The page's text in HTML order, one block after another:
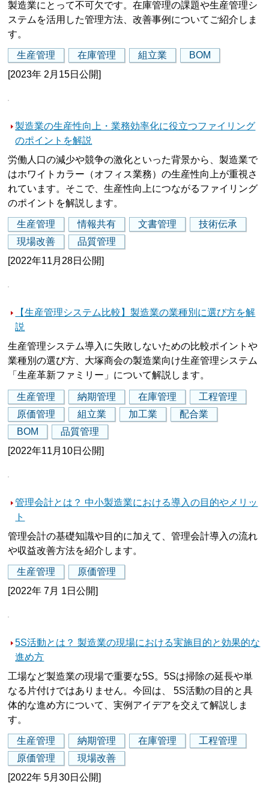
製造業にとって不可欠です。在庫管理の課題や生産管理シ
ステムを活用した管理方法、改善事例についてご紹介しま
す。
生産管理 在庫管理 組立業
BOM
[2023年 2月15日公開]
製造業の生産性向上・業務効率化に役立つファイリング
のポイントを解説
労働人口の減少や競争の激化といった背景から、製造業で
はホワイトカラー（オフィス業務）の生産性向上が重視さ
れています。そこで、生産性向上につながるファイリング
のポイントを解説します。
生産管理 情報共有 文書管理
技術伝承
現場改善
品質管理
[2022年11月28日公開]
【生産管理システム比較】製造業の業種別に選び方を解
説
生産管理システム導入に失敗しないための比較ポイントや
業種別の選び方、大塚商会の製造業向け生産管理システム
「生産革新ファミリー」について解説します。
生産管理 納期管理 在庫管理
工程管理
原価管理
組立業 加工業
配合業
BOM
品質管理
[2022年11月10日公開]
管理会計とは？ 中小製造業における導入の目的やメリッ
ト
管理会計の基礎知識や目的に加えて、管理会計導入の流れ
や収益改善方法を紹介します。
生産管理
原価管理
[2022年 7月 1日公開]
5S活動とは？ 製造業の現場における実施目的と効果的な
進め方
工場など製造業の現場で重要な5S。5Sは掃除の延長や単
なる片付けではありません。今回は、 5S活動の目的と具
体的な進め方について、実例アイデアを交えて解説しま
す。
生産管理 納期管理 在庫管理
工程管理
原価管理
現場改善
[2022年 5月30日公開]